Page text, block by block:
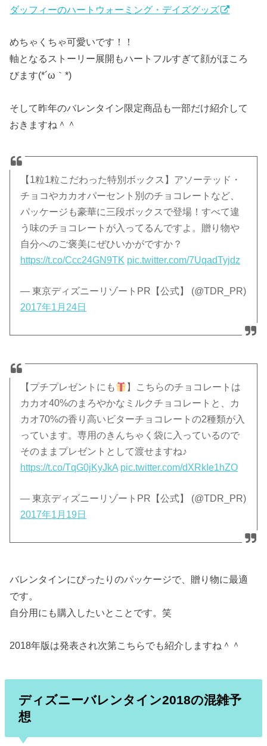
ダッフィーのハートウォーミング・デイズグッズ
めちゃくちゃ可愛いです！！
軸となるストーリー展開もハートフルすぎて顔がほころ
びます(*´ω｀*)
そして昨年のバレンタイン限定商品も一部だけ紹介して
おきますね＾＾
【1粒1粒こだわった特別ボックス】アソーテッド・
チョコやカカオパーセント別のチョコレートなど、
パッケージも豪華に三段ボックスで登場！すべて違
う味のチョコレートが入ってるんですよ。贈り物や
自分へのご褒美にぜひいかがですか？
https://t.co/Ccc24GN9TK pic.twitter.com/7UqadTyjdz
— 東京ディズニーリゾートPR【公式】 (@TDR_PR)
2017年1月24日
【プチプレゼントにも
】こちらのチョコレートは
カカオ40%のまろやかなミルクチョコレートと、カ
カオ70%の香り高いビターチョコレートの2種類が入
っています。専用のきんちゃく袋に入っているので
そのままプレゼントとして渡せますね♪
https://t.co/TqG0jKyJkA pic.twitter.com/dXRkIe1hZO
— 東京ディズニーリゾートPR【公式】 (@TDR_PR)
2017年1月19日
バレンタインにぴったりのパッケージで、贈り物に最適
です。
自分用にも購入したいとことです。笑
2018年版は発表され次第こちらでも紹介しますね＾＾
ディズニーバレンタイン2018の混雑予
想